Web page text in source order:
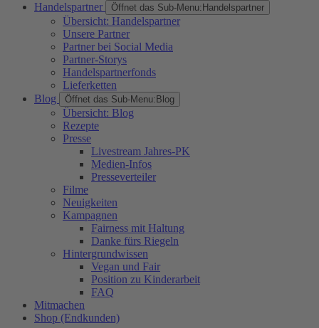
Handelspartner
Öffnet das Sub-Menu: Handelspartner
Übersicht: Handelspartner
Unsere Partner
Partner bei Social Media
Partner-Storys
Handelspartnerfonds
Lieferketten
Blog
Öffnet das Sub-Menu: Blog
Übersicht: Blog
Rezepte
Presse
Livestream Jahres-PK
Medien-Infos
Presseverteiler
Filme
Neuigkeiten
Kampagnen
Fairness mit Haltung
Danke fürs Riegeln
Hintergrundwissen
Vegan und Fair
Position zu Kinderarbeit
FAQ
Mitmachen
Shop (Endkunden)